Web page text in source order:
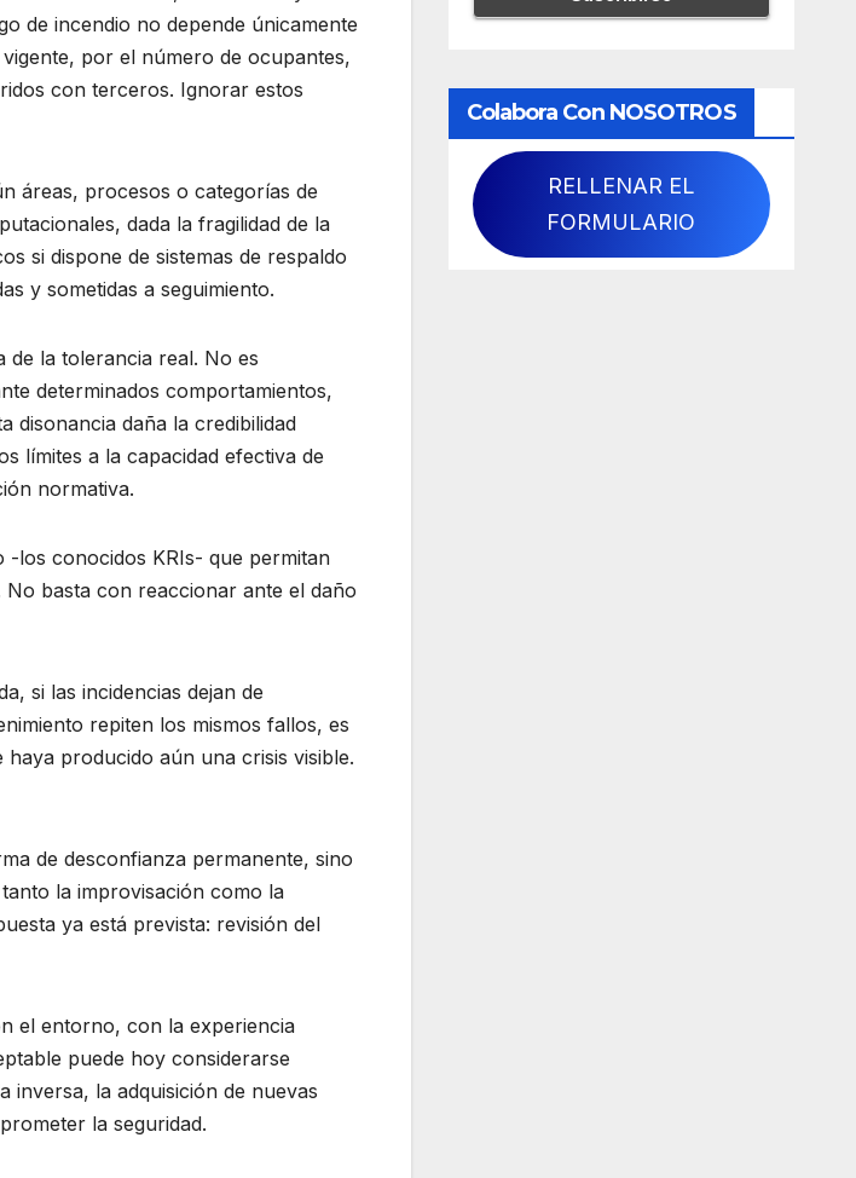
de incendio no depende únicamente
por el número de ocupantes,
con terceros. Ignorar estos
áreas, procesos o categorías de
dada la fragilidad de la
si dispone de sistemas de respaldo
y sometidas a seguimiento.
de la tolerancia real. No es
determinados comportamientos,
disonancia daña la credibilidad
límites a la capacidad efectiva de
normativa.
-los conocidos KRIs- que permitan
No basta con reaccionar ante el daño
si las incidencias dejan de
repiten los mismos fallos, es
producido aún una crisis visible.
de desconfianza permanente, sino
la improvisación como la
ya está prevista: revisión del
el entorno, con la experiencia
puede hoy considerarse
inversa, la adquisición de nuevas
la seguridad.
Colabora Con NOSOTROS
RELLENAR EL
FORMULARIO